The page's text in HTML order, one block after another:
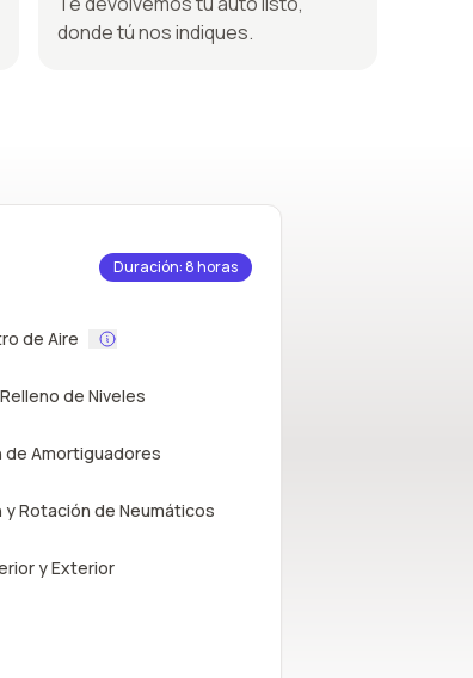
donde tú nos indiques.
Duración: 8 horas
de Aire
de Niveles
de Amortiguadores
y Rotación de Neumáticos
y Exterior